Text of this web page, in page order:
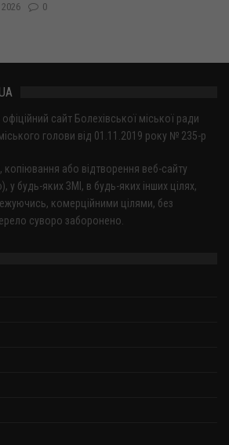
0
сайт Болехівської міської ради
голови від 01.11.2019 року № 235-р
або відтворення веб-сайту
у будь-яких ЗМІ, в будь-яких інших цілях,
комерційними цілями, без
суворо заборонено.